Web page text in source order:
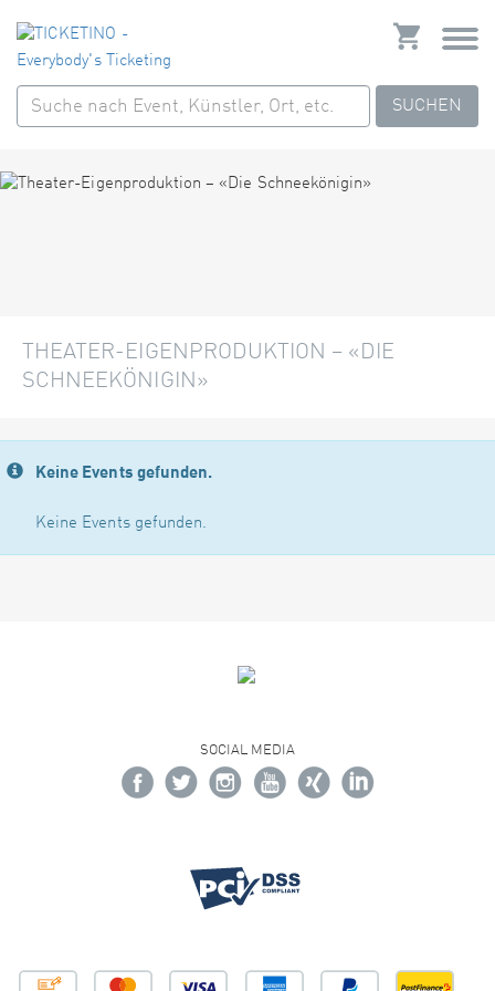
SUCHEN
THEATER-EIGENPRODUKTION – «DIE
SCHNEEKÖNIGIN»
Keine Events gefunden.
Keine Events gefunden.
SOCIAL MEDIA